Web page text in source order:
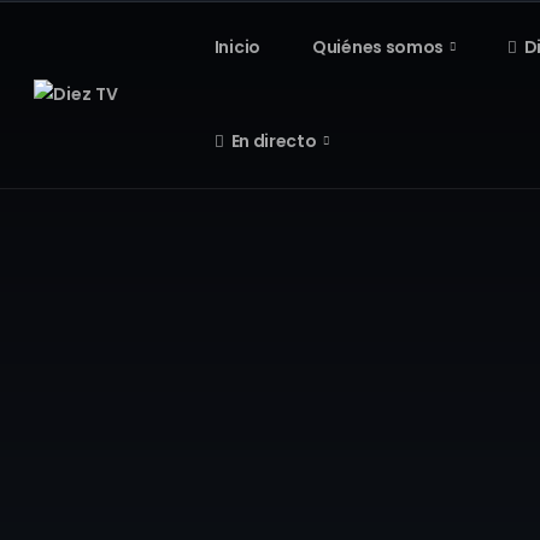
Inicio Quiénes somos
En directo